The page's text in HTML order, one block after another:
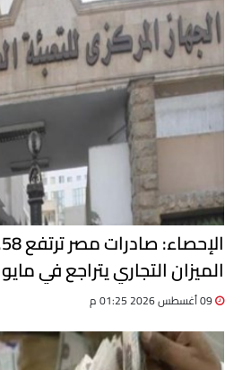
الميزان التجاري يتراجع في مايو 2026